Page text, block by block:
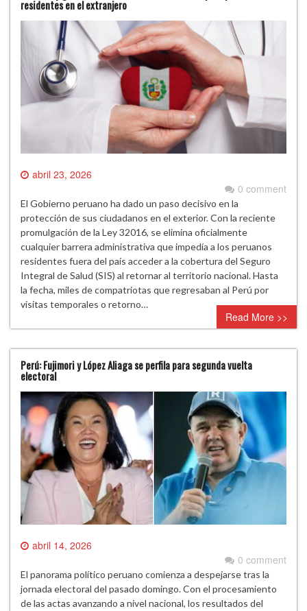
residentes en el extranjero
abril 23, 2026
0 comment
El Gobierno peruano ha dado un paso decisivo en la
protección de sus ciudadanos en el exterior. Con la reciente
promulgación de la Ley 32016, se elimina oficialmente
cualquier barrera administrativa que impedía a los peruanos
residentes fuera del país acceder a la cobertura del Seguro
Integral de Salud (SIS) al retornar al territorio nacional. Hasta
la fecha, miles de compatriotas que regresaban al Perú por
visitas temporales o retorno…
Read More >>
Perú: Fujimori y López Aliaga se perfila para segunda vuelta
electoral
abril 14, 2026
0 comment
El panorama político peruano comienza a despejarse tras la
jornada electoral del pasado domingo. Con el procesamiento
de las actas avanzando a nivel nacional, los resultados del